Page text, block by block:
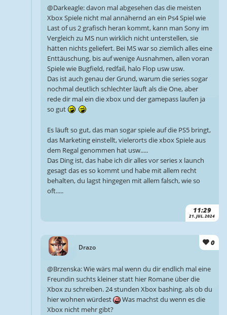
11:29
21. JUL. 2024
@Darkeagle: davon mal abgesehen das die meisten
Xbox Spiele nicht mal annähernd an ein Ps4 Spiel wie
Last of us 2 grafisch heran kommt, kann man Sony im
Vergleich zu MS nun wirklich nicht unterstellen, sie
hätten nichts geliefert. Bei MS war so ziemlich alles eine
Enttäuschung, bis auf wenige Ausnahmen, allen voran
Spiele wie Bugfield, redfail, halo Flop usw usw.
Das ist auch genau der Grund, warum die series sogar
nochmal deutlich schlechter läuft als die One, aber
rede dir mal ein die xbox und der gamepass laufen ja
so gut
Es läuft so gut, das man sogar spiele auf die PS5 bringt,
das Marketing einstellt, vielerorts die xbox Spiele aus
dem Regal genommen hat usw.....
Das Ding ist, das habe ich dir alles vor series x launch
gesagt das es so kommt und habe mit allem recht
behalten, du lagst hingegen mit allem falsch, wie so
oft.....
Drazo
0
@Brzenska: Wie wärs mal wenn du dir endlich mal eine
Freundin suchts kleiner statt hier Romane über die
Xbox zu schreiben. 24 stunden Xbox bashing. als ob du
hier wohnen würdest
Was machst du wenn es die
Xbox nicht mehr gibt?